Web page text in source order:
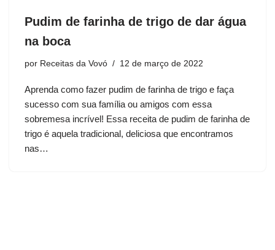
Pudim de farinha de trigo de dar água
na boca
por Receitas da Vovó 12 de março de 2022
Aprenda como fazer pudim de farinha de trigo e faça
sucesso com sua família ou amigos com essa
sobremesa incrível! Essa receita de pudim de farinha de
trigo é aquela tradicional, deliciosa que encontramos
nas…